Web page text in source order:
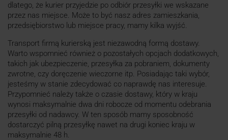
dlatego, że kurier przyjedzie po odbiór przesyłki we wskazane
przez nas miejsce. Może to być nasz adres zamieszkania,
przedsiębiorstwo lub miejsce pracy, mamy kilka wyjść.
Transport firmą kurierską jest niezawodną formą dostawy.
Warto wspomnieć również o pozostałych opcjach dodatkowych,
takich jak ubezpieczenie, przesyłka za pobraniem, dokumenty
zwrotne, czy doręczenie wieczorne itp. Posiadając taki wybór,
jesteśmy w stanie zdecydować co naprawdę nas interesuje.
Przypomnieć należy także o czasie dostawy, który w kraju
wynosi maksymalnie dwa dni robocze od momentu odebrania
przesyłki od nadawcy. W ten sposób mamy sposobność
dostarczyć pilną przesyłkę nawet na drugi koniec kraju w
maksymalnie 48 h.